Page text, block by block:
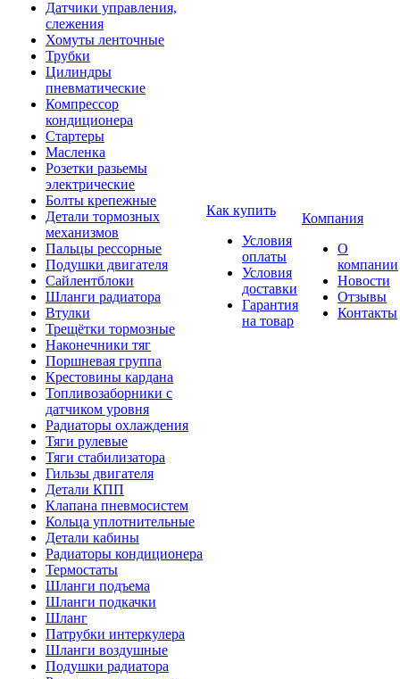
Датчики управления,
слежения
Хомуты ленточные
Трубки
Цилиндры
пневматические
Компрессор
кондиционера
Стартеры
Масленка
Розетки разьемы
электрические
Болты крепежные
Детали тормозных
механизмов
Пальцы рессорные
Подушки двигателя
Сайлентблоки
Шланги радиатора
Втулки
Трещётки тормозные
Наконечники тяг
Поршневая группа
Крестовины кардана
Топливозаборники с
датчиком уровня
Радиаторы охлаждения
Тяги рулевые
Тяги стабилизатора
Гильзы двигателя
Детали КПП
Клапана пневмосистем
Кольца уплотнительные
Детали кабины
Радиаторы кондиционера
Термостаты
Шланги подъема
Шланги подкачки
Шланг
Патрубки интеркулера
Шланги воздушные
Подушки радиатора
Как купить
Условия
оплаты
Условия
доставки
Гарантия
на товар
Компания
О
компании
Новости
Отзывы
Контакты